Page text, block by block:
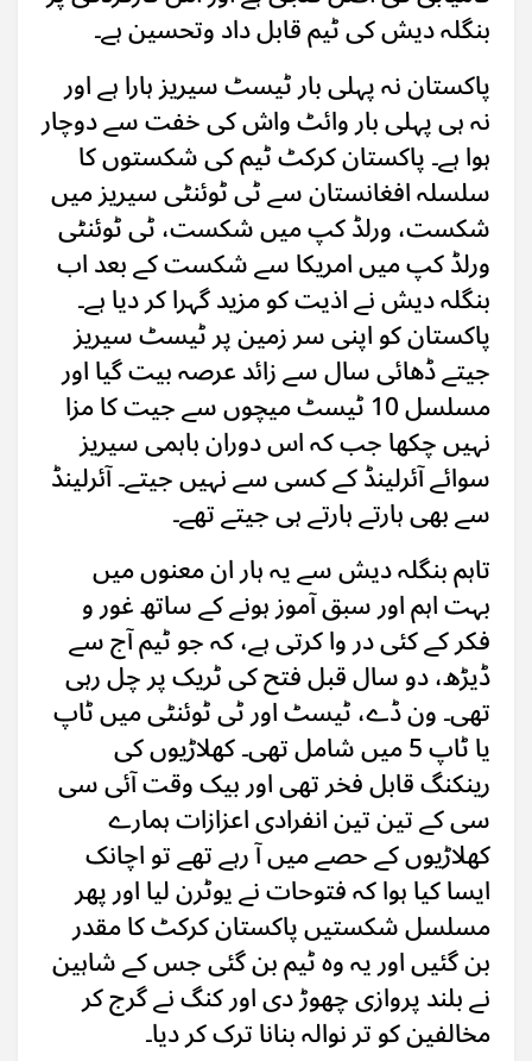
بنگلہ دیش کی ٹیم قابل داد وتحسین ہے۔
پاکستان نہ پہلی بار ٹیسٹ سیریز ہارا ہے اور
نہ ہی پہلی بار وائٹ واش کی خفت سے دوچار
ہوا ہے۔ پاکستان کرکٹ ٹیم کی شکستوں کا
سلسلہ افغانستان سے ٹی ٹوئنٹی سیریز میں
شکست، ورلڈ کپ میں شکست، ٹی ٹوئنٹی
ورلڈ کپ میں امریکا سے شکست کے بعد اب
بنگلہ دیش نے اذیت کو مزید گہرا کر دیا ہے۔
پاکستان کو اپنی سر زمین پر ٹیسٹ سیریز
جیتے ڈھائی سال سے زائد عرصہ بیت گیا اور
مسلسل 10 ٹیسٹ میچوں سے جیت کا مزا
نہیں چکھا جب کہ اس دوران باہمی سیریز
سوائے آئرلینڈ کے کسی سے نہیں جیتے۔ آئرلینڈ
سے بھی ہارتے ہارتے ہی جیتے تھے۔
تاہم بنگلہ دیش سے یہ ہار ان معنوں میں
بہت اہم اور سبق آموز ہونے کے ساتھ غور و
فکر کے کئی در وا کرتی ہے، کہ جو ٹیم آج سے
ڈیڑھ، دو سال قبل فتح کی ٹریک پر چل رہی
تھی۔ ون ڈے، ٹیسٹ اور ٹی ٹوئنٹی میں ٹاپ
یا ٹاپ 5 میں شامل تھی۔ کھلاڑیوں کی
رینکنگ قابل فخر تھی اور بیک وقت آئی سی
سی کے تین تین انفرادی اعزازات ہمارے
کھلاڑیوں کے حصے میں آ رہے تھے تو اچانک
ایسا کیا ہوا کہ فتوحات نے یوٹرن لیا اور پھر
مسلسل شکستیں پاکستان کرکٹ کا مقدر
بن گئیں اور یہ وہ ٹیم بن گئی جس کے شاہین
نے بلند پروازی چھوڑ دی اور کنگ نے گرج کر
مخالفین کو تر نوالہ بنانا ترک کر دیا۔